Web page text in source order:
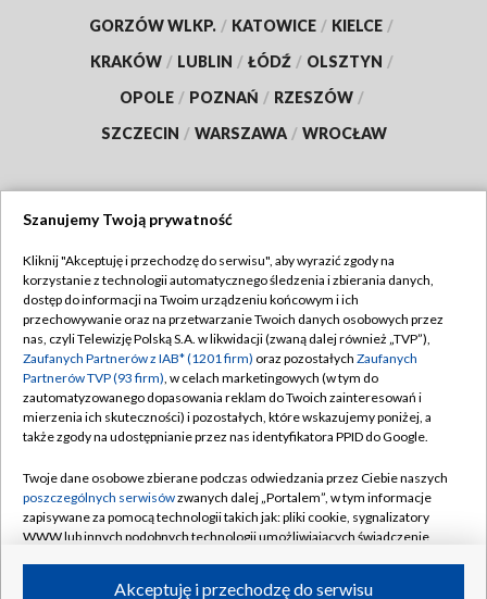
GORZÓW WLKP. / KATOWICE / KIELCE /
KRAKÓW / LUBLIN / ŁÓDŹ / OLSZTYN /
OPOLE / POZNAŃ / RZESZÓW /
SZCZECIN / WARSZAWA / WROCŁAW
TVP
Abonament TVP
Emisja w TVP
Centrum informacji TVP
Naziemna Telewizja Cyfrowa
Rada Programowa
System NOS
Informacje o nadawcy
Regulamin TVP
Polityka prywatności
Moje zgody
Pomoc
Kontakt
Kanały
Szanujemy Twoją prywatność
Kliknij "Akceptuję i przechodzę do serwisu", aby wyrazić zgody na
korzystanie z technologii automatycznego śledzenia i zbierania danych,
dostęp do informacji na Twoim urządzeniu końcowym i ich
przechowywanie oraz na przetwarzanie Twoich danych osobowych przez
nas, czyli Telewizję Polską S.A. w likwidacji (zwaną dalej również „TVP”),
Zaufanych Partnerów z IAB* (1201 firm) oraz pozostałych Zaufanych
Partnerów TVP (93 firm), w celach marketingowych (w tym do
zautomatyzowanego dopasowania reklam do Twoich zainteresowań i
mierzenia ich skuteczności) i pozostałych, które wskazujemy poniżej, a
także zgody na udostępnianie przez nas identyfikatora PPID do Google.
Twoje dane osobowe zbierane podczas odwiedzania przez Ciebie naszych
poszczególnych serwisówzwanych dalej „Portalem”, w tym informacje
zapisywane za pomocą technologii takich jak: pliki cookie, sygnalizatory
WWW lub innych podobnych technologii umożliwiających świadczenie
ruchu w Internecie.Akceptuję i przechodzę do serwisu